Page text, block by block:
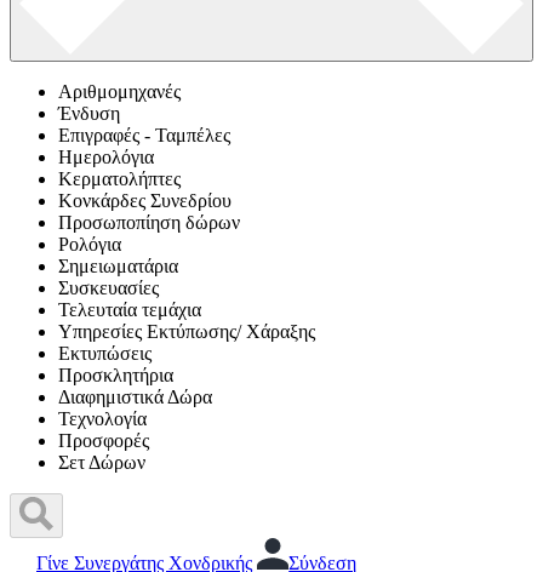
Αριθμομηχανές
Ένδυση
Επιγραφές - Ταμπέλες
Ημερολόγια
Κερματολήπτες
Κονκάρδες Συνεδρίου
Προσωποπίηση δώρων
Ρολόγια
Σημειωματάρια
Συσκευασίες
Τελευταία τεμάχια
Υπηρεσίες Εκτύπωσης/ Χάραξης
Εκτυπώσεις
Προσκλητήρια
Διαφημιστικά Δώρα
Τεχνολογία
Προσφορές
Σετ Δώρων
Γίνε Συνεργάτης Χονδρικής Σύνδεση